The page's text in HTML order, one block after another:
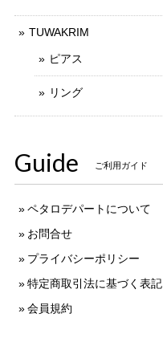
TUWAKRIM
ピアス
リング
Guide ご利用ガイド
ペタロデパートについて
お問合せ
プライバシーポリシー
特定商取引法に基づく表記
会員規約